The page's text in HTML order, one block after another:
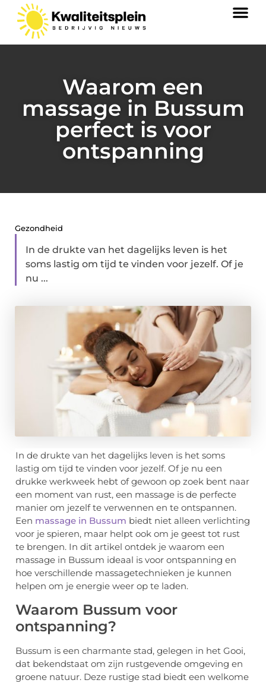
Waarom een
massage in Bussum
perfect is voor
ontspanning
Gezondheid
In de drukte van het dagelijks leven is het
soms lastig om tijd te vinden voor jezelf. Of je
nu ...
In de drukte van het dagelijks leven is het soms
lastig om tijd te vinden voor jezelf. Of je nu een
drukke werkweek hebt of gewoon op zoek bent naar
een moment van rust, een massage is de perfecte
manier om jezelf te verwennen en te ontspannen.
Een massage in Bussum biedt niet alleen verlichting
voor je spieren, maar helpt ook om je geest tot rust
te brengen. In dit artikel ontdek je waarom een
massage in Bussum ideaal is voor ontspanning en
hoe verschillende massagetechnieken je kunnen
helpen om je energie weer op te laden.
Waarom Bussum voor
ontspanning?
Bussum is een charmante stad, gelegen in het Gooi,
dat bekendstaat om zijn rustgevende omgeving en
groene natuur. Deze rustige stad biedt een welkome